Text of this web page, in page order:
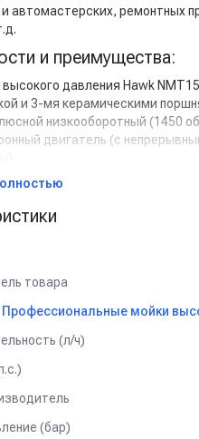
автомастерских, ремонтных
и преимущества:
давления Hawk
и 3-мя керамическими
низкооборотный (1450
двигатель (с
клапан для защиты
кожуха и рамы позволяет
в технологическое
хороший доступ для
комплектация агрегата,
возникают во время работы
материалов высокого
срок эффективной
товара
(л/ч)
(бар)